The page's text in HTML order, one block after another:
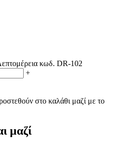
κωδ. DR-102
+
στο καλάθι μαζί με το
μαζί